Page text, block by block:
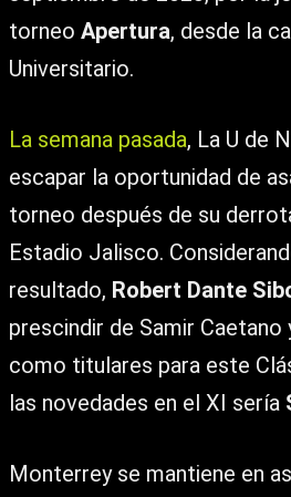
torneo Apertura, desde la
Universitario.
La semana pasada, La U de
escapar la oportunidad de
torneo después de su
Estadio Jalisco.
resultado, Robert Dante
prescindir de Samir Caetano
como titulares para este
las novedades en el XI sería
Monterrey se mantiene en